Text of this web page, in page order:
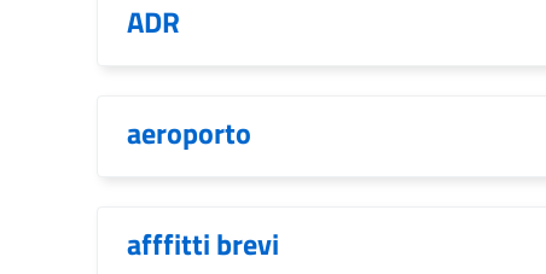
ADR
aeroporto
afffitti brevi